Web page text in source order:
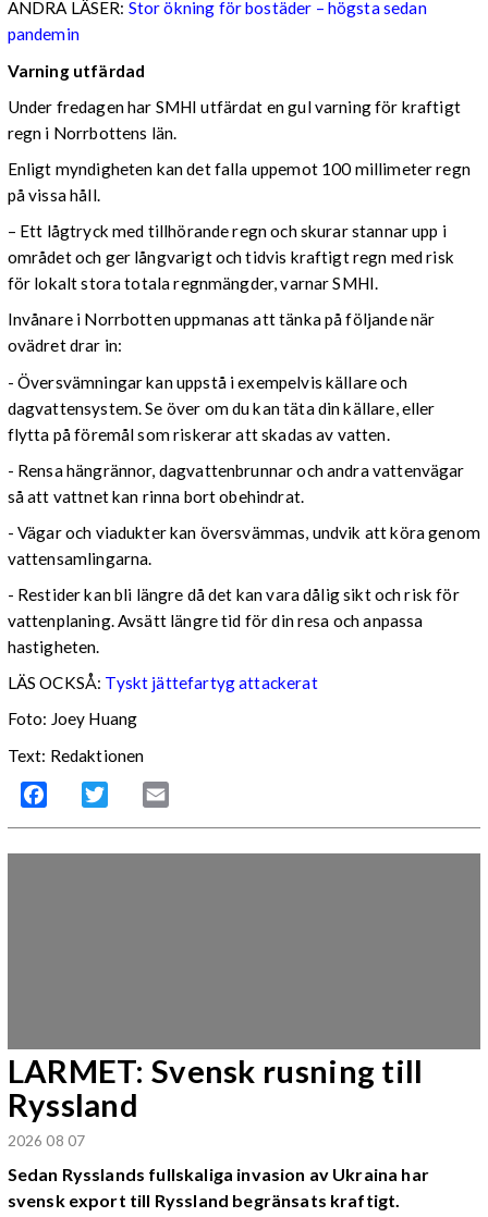
ANDRA LÄSER: Stor ökning för bostäder – högsta sedan
pandemin
Varning utfärdad
Under fredagen har SMHI utfärdat en gul varning för kraftigt
regn i Norrbottens län.
Enligt myndigheten kan det falla uppemot 100 millimeter regn
på vissa håll.
– Ett lågtryck med tillhörande regn och skurar stannar upp i
området och ger långvarigt och tidvis kraftigt regn med risk
för lokalt stora totala regnmängder, varnar SMHI.
Invånare i Norrbotten uppmanas att tänka på följande när
ovädret drar in:
- Översvämningar kan uppstå i exempelvis källare och
dagvattensystem. Se över om du kan täta din källare, eller
flytta på föremål som riskerar att skadas av vatten.
- Rensa hängrännor, dagvattenbrunnar och andra vattenvägar
så att vattnet kan rinna bort obehindrat.
- Vägar och viadukter kan översvämmas, undvik att köra genom
vattensamlingarna.
- Restider kan bli längre då det kan vara dålig sikt och risk för
vattenplaning. Avsätt längre tid för din resa och anpassa
hastigheten.
LÄS OCKSÅ: Tyskt jättefartyg attackerat
Foto: Joey Huang
Text: Redaktionen
Facebook Twitter
LARMET: Svensk rusning till
Ryssland
2026 08 07
Sedan Rysslands fullskaliga invasion av Ukraina har
svensk export till Ryssland begränsats kraftigt.